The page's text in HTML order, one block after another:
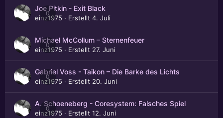
0
Joe Pitkin - Exit Black
einz1975 · Erstellt 4. Juli
0
Michael McCollum – Sternenfeuer
einz1975 · Erstellt 27. Juni
0
Gabriel Voss - Taikon – Die Barke des Lichts
einz1975 · Erstellt 20. Juni
0
A. Schoeneberg - Coresystem: Falsches Spiel
einz1975 · Erstellt 12. Juni